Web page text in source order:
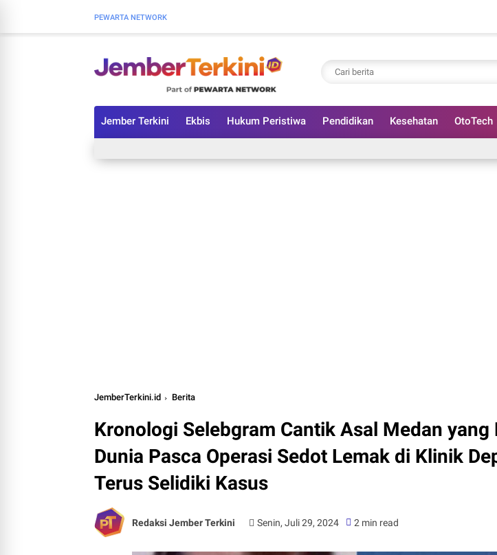
PEWARTA NETWORK
Jember Terkini Ekbis Hukum Peristiwa Pendidikan Kesehatan OtoTech
JemberTerkini.id Berita
Kronologi Selebgram Cantik Asal Medan yang
Dunia Pasca Operasi Sedot Lemak di Klinik
Terus Selidiki Kasus
Redaksi Jember Terkini Senin, Juli 29, 2024 2 min read